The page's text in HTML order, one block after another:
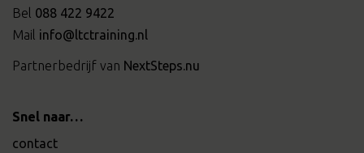
Bel 088 422 9422
Mail info@ltctraining.nl
Partnerbedrijf van NextSteps.nu
Snel naar…
contact